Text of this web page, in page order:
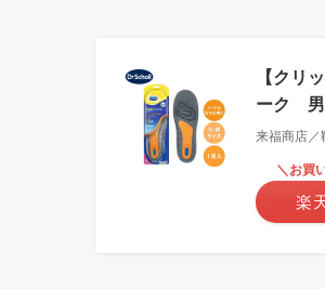
【クリ
ーク 男
来福商店／
＼お買
楽